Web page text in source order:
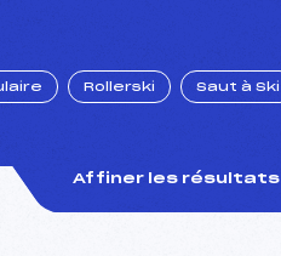
Rollerski Saut à Ski
Affiner les résultats